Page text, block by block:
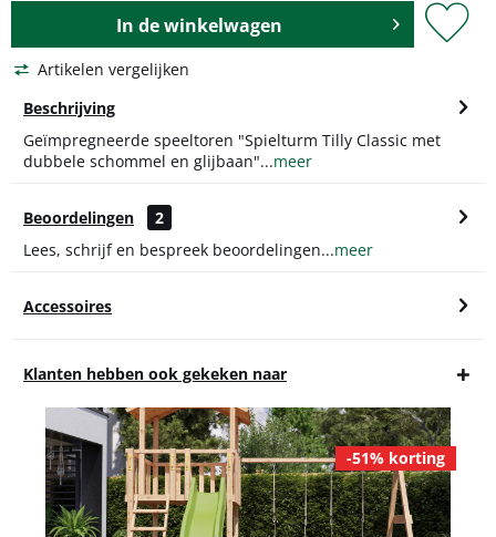
In dewinkelwagen
Artikelen vergelijken
Beschrijving
Geïmpregneerde speeltoren "Spielturm Tilly Classic met
dubbele schommel en glijbaan"...meer
Beoordelingen
2
Lees, schrijf en bespreek beoordelingen...meer
Accessoires
Klanten hebben ook gekeken naar
-51% korting